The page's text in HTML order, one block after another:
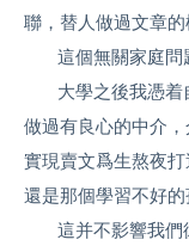
聯，替人做過文章
這個無關家庭問
大學之後我憑着
做過有良心的中介
實現賣文爲生熬夜
還是那個學習不好的
這并不影響我